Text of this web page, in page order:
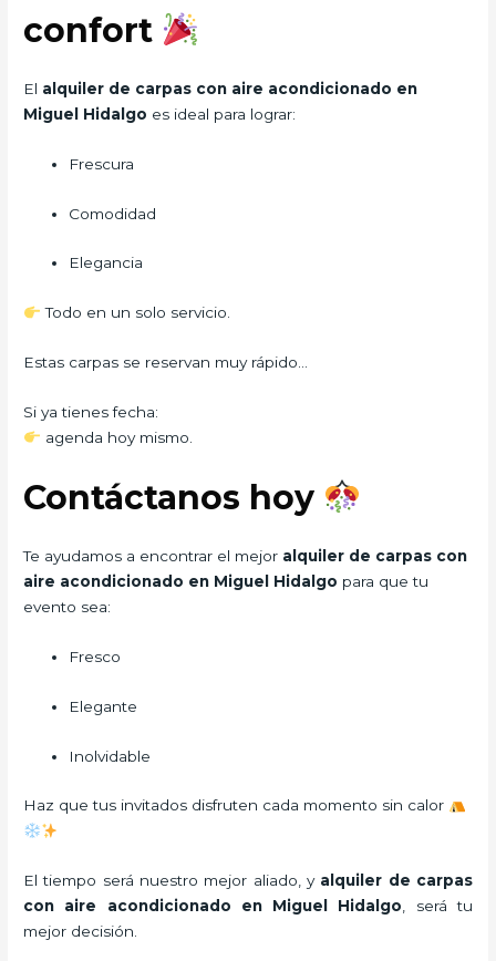
confort
El alquiler de carpas con aire acondicionado en
Miguel Hidalgo es ideal para lograr:
Frescura
Comodidad
Elegancia
Todo en un solo servicio.
Estas carpas se reservan muy rápido…
Si ya tienes fecha:
agenda hoy mismo.
Contáctanos hoy
Te ayudamos a encontrar el mejor alquiler de carpas con
aire acondicionado en Miguel Hidalgo para que tu
evento sea:
Fresco
Elegante
Inolvidable
Haz que tus invitados disfruten cada momento sin calor
El tiempo será nuestro mejor aliado, y alquiler de carpas
con aire acondicionado en Miguel Hidalgo, será tu
mejor decisión.